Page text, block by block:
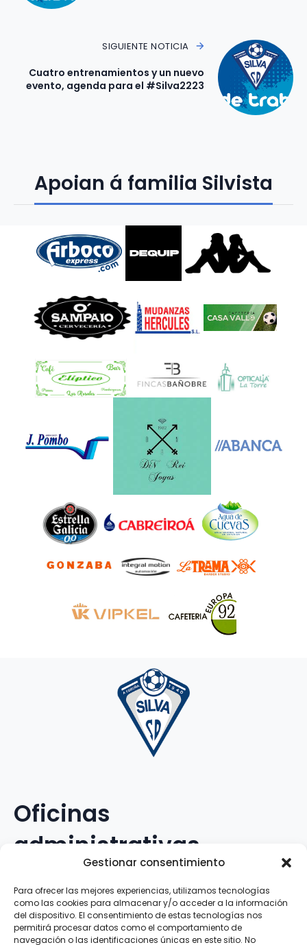
Gestionar consentimiento
Para ofrecer las mejores experiencias, utilizamos tecnologías
como las cookies para almacenar y/o acceder a la información
del dispositivo. El consentimiento de estas tecnologías nos
permitirá procesar datos como el comportamiento de
navegación o las identificaciones únicas en este sitio. No
SIGUIENTE NOTICIA
Cuatro entrenamientos y un nuevo
evento, agenda para el #Silva2223
Apoian á familia Silvista
Oficinas
administrativas
Avenida Galileo Galilei, 12
15.008 · A Coruña · España